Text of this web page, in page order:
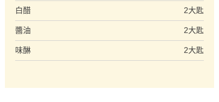
白醋 2大匙
醬油 2大匙
味醂 2大匙